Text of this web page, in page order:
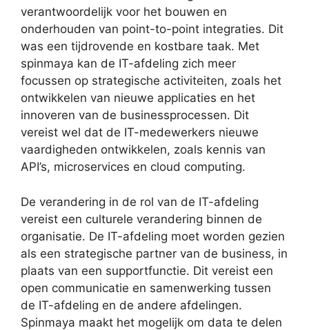
verantwoordelijk voor het bouwen en
onderhouden van point-to-point integraties. Dit
was een tijdrovende en kostbare taak. Met
spinmaya kan de IT-afdeling zich meer
focussen op strategische activiteiten, zoals het
ontwikkelen van nieuwe applicaties en het
innoveren van de businessprocessen. Dit
vereist wel dat de IT-medewerkers nieuwe
vaardigheden ontwikkelen, zoals kennis van
API’s, microservices en cloud computing.
De verandering in de rol van de IT-afdeling
vereist een culturele verandering binnen de
organisatie. De IT-afdeling moet worden gezien
als een strategische partner van de business, in
plaats van een supportfunctie. Dit vereist een
open communicatie en samenwerking tussen
de IT-afdeling en de andere afdelingen.
Spinmaya maakt het mogelijk om data te delen